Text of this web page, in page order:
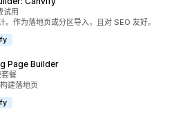
试用
作为落地页或分区导入，且对 SEO 友好。
Page Builder
餐
建落地页